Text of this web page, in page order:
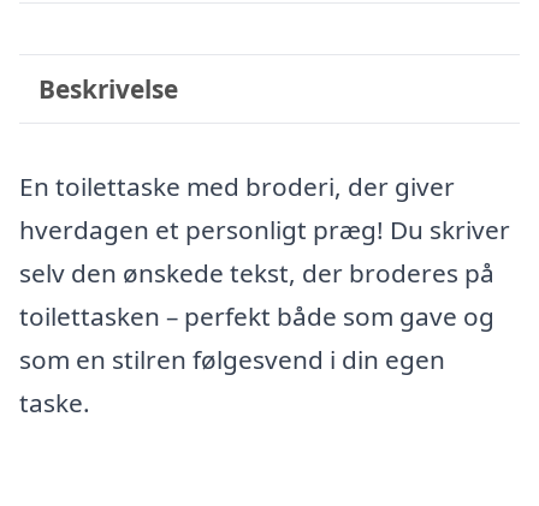
Beskrivelse
En toilettaske med broderi, der giver
hverdagen et personligt præg! Du skriver
selv den ønskede tekst, der broderes på
toilettasken – perfekt både som gave og
som en stilren følgesvend i din egen
taske.